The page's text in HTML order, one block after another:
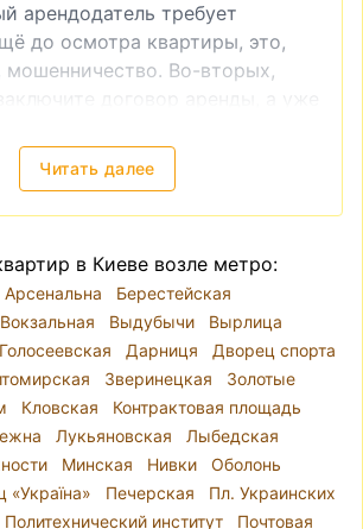
арендодатель требует
до осмотра квартиры, это,
мошенничество. Во-вторых,
договор аренды, а уже
слишком низкую цену на
также часто является
на десять районов. Река Днепр
что районы Голосеевский,
Подольский,
Соломенский и
находятся на правом берегу, а
и Днепровский — на
при выборе места для аренды
ориентироваться на
так как административные
Читать далее
в Киеве возле метро:
Арсенальна
Берестейская
Вокзальная Выдубычи
Вырлица
Голосеевская Дарниця
Дворец спорта
Зверинецкая
Золотые
Кловская
Контрактовая площадь
Лукьяновская
Лыбедская
Минская Нивки
Оболонь
«Україна» Печерская
Пл. Украинских
Политехнический институт Почтовая